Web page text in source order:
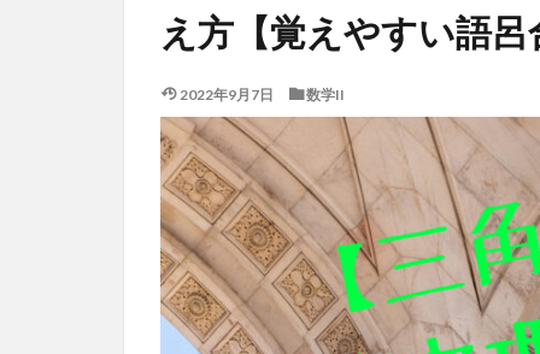
え方【覚えやすい語
2022年9月7日 数学II